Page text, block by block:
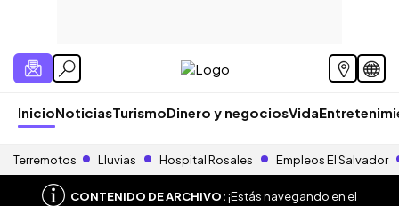
InicioNoticiasTurismoDinero y negociosVida
Terremotos Lluvias Hospital Rosales Empleos El Salvador
CONTENIDO DE ARCHIVO:¡Estás navegando en el